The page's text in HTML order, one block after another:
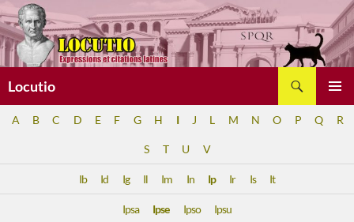
Aller
au
contenu
Locutio
A B C D E F G H I J L M N O P Q R
S T U V
Ib Id Ig Il Im In Ip Ir Is It
Ipsa Ipse Ipso Ipsu